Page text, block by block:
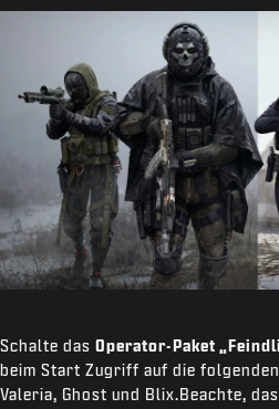
Schalte das Operator-Paket
beim Start Zugriff auf die
Valeria, Ghost und Blix.Beachte,